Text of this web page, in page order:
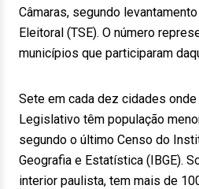
Câmaras, segundo
Eleitoral (TSE). O número
municípios que participaram
Sete em cada dez cidades
Legislativo têm população
segundo o último Censo do
Geografia e Estatística (IBGE).
interior paulista, tem mais de